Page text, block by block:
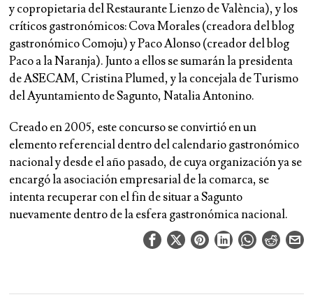
y copropietaria del Restaurante Lienzo de València), y los
críticos gastronómicos: Cova Morales (creadora del blog
gastronómico Comoju) y Paco Alonso (creador del blog
Paco a la Naranja). Junto a ellos se sumarán la presidenta
de ASECAM, Cristina Plumed, y la concejala de Turismo
del Ayuntamiento de Sagunto, Natalia Antonino.
Creado en 2005, este concurso se convirtió en un
elemento referencial dentro del calendario gastronómico
nacional y desde el año pasado, de cuya organización ya se
encargó la asociación empresarial de la comarca, se
intenta recuperar con el fin de situar a Sagunto
nuevamente dentro de la esfera gastronómica nacional.